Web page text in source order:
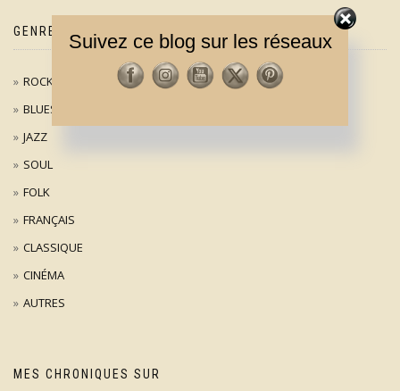
GENRES MUSICAUX
ROCK / POP
BLUES
JAZZ
SOUL
FOLK
FRANÇAIS
CLASSIQUE
CINÉMA
AUTRES
MES CHRONIQUES SUR
Suivez ce blog sur les réseaux